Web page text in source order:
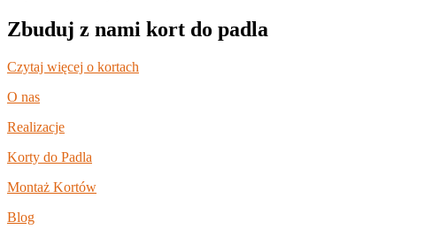
Zbuduj z nami kort do padla
Czytaj więcej o kortach
O nas
Realizacje
Korty do Padla
Montaż Kortów
Blog